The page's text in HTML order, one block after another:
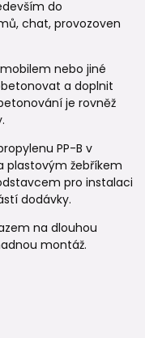
do
chat, provozoven
nebo jiné
a doplnit
je rovněž
PP-B v
plastovým žebříkem
pro instalaci
dodávky.
na dlouhou
montáž.